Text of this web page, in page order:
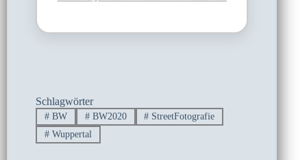
Schlagwörter
#BW #BW2020 # StreetFotografie
#Wuppertal